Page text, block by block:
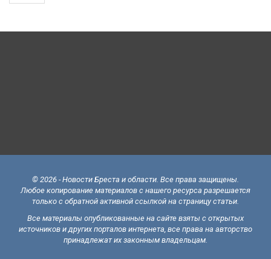
© 2026 - Новости Бреста и области. Все права защищены.
Любое копирование материалов с нашего ресурса разрешается
только с обратной активной ссылкой на страницу статьи.
Все материалы опубликованные на сайте взяты с открытых
источников и других порталов интернета, все права на авторство
принадлежат их законным владельцам.